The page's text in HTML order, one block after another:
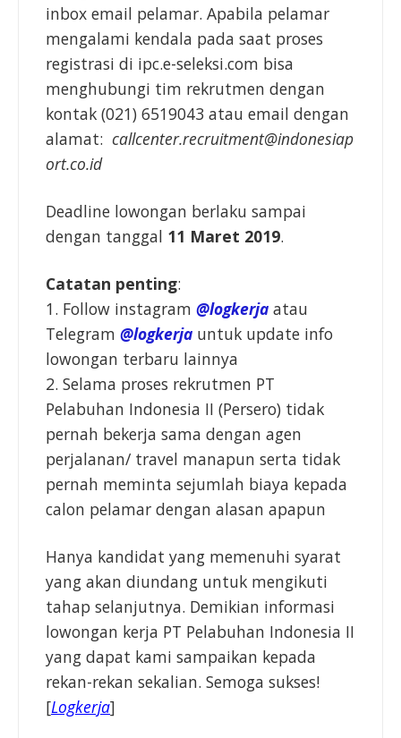
inbox email pelamar. Apabila pelamar
mengalami kendala pada saat proses
registrasi di ipc.e-seleksi.com bisa
menghubungi tim rekrutmen dengan
kontak (021) 6519043 atau email dengan
alamat: callcenter.recruitment@indonesiap
ort.co.id
Deadline lowongan berlaku sampai
dengan tanggal 11 Maret 2019.
Catatan penting:
1. Follow instagram @logkerja atau
Telegram @logkerja untuk update info
lowongan terbaru lainnya
2. Selama proses rekrutmen PT
Pelabuhan Indonesia II (Persero) tidak
pernah bekerja sama dengan agen
perjalanan/ travel manapun serta tidak
pernah meminta sejumlah biaya kepada
calon pelamar dengan alasan apapun
Hanya kandidat yang memenuhi syarat
yang akan diundang untuk mengikuti
tahap selanjutnya. Demikian informasi
lowongan kerja PT Pelabuhan Indonesia II
yang dapat kami sampaikan kepada
rekan-rekan sekalian. Semoga sukses!
[Logkerja]